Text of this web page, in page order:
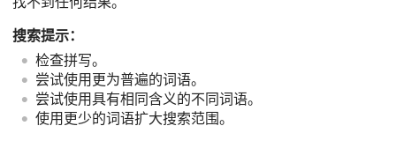
搜索提示：
检查拼写。
尝试使用更为普遍的词语。
尝试使用具有相同含义的不同词语。
使用更少的词语扩大搜索范围。